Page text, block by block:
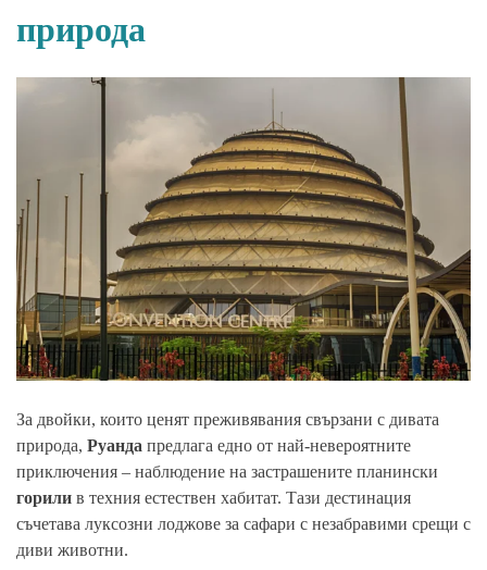
природа
За двойки, които ценят преживявания свързани с дивата
природа, Руанда предлага едно от най-невероятните
приключения – наблюдение на застрашените планински
горили в техния естествен хабитат. Тази дестинация
съчетава луксозни лоджове за сафари с незабравими срещи с
диви животни.